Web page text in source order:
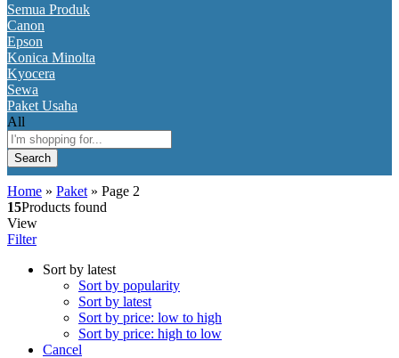
Semua Produk
Canon
Epson
Konica Minolta
Kyocera
Sewa
Paket Usaha
All
Search
Home » Paket » Page 2
15Products found
View
Filter
Sort by latest
Sort by popularity
Sort by latest
Sort by price: low to high
Sort by price: high to low
Cancel